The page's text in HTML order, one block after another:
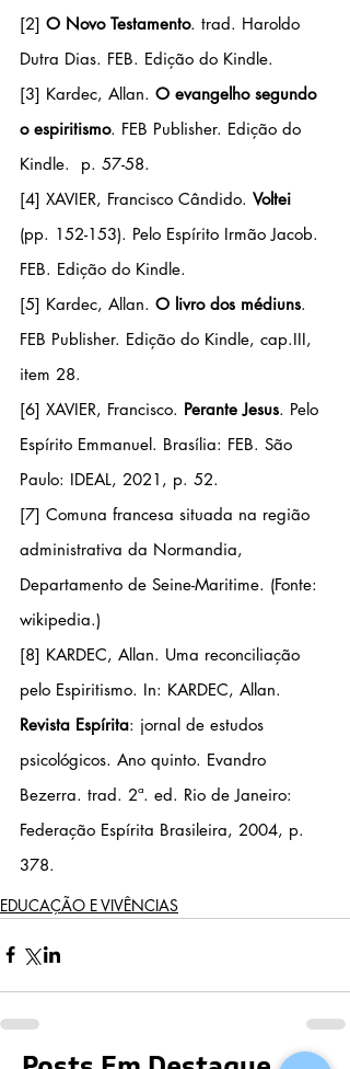
[2] O Novo Testamento. trad. Haroldo
Dutra Dias. FEB. Edição do Kindle.
[3] Kardec, Allan. O evangelho segundo
o espiritismo. FEB Publisher. Edição do
Kindle.  p. 57-58.
[4] XAVIER, Francisco Cândido. Voltei
(pp. 152-153). Pelo Espírito Irmão Jacob.
FEB. Edição do Kindle.
[5] Kardec, Allan. O livro dos médiuns.
FEB Publisher. Edição do Kindle, cap.III,
item 28.
[6] XAVIER, Francisco. Perante Jesus. Pelo
Espírito Emmanuel. Brasília: FEB. São
Paulo: IDEAL, 2021, p. 52.
[7] Comuna francesa situada na região
administrativa da Normandia,
Departamento de Seine-Maritime. (Fonte:
wikipedia.)
[8] KARDEC, Allan. Uma reconciliação
pelo Espiritismo. In: KARDEC, Allan.
Revista Espírita: jornal de estudos
psicológicos. Ano quinto. Evandro
Bezerra. trad. 2ª. ed. Rio de Janeiro:
Federação Espírita Brasileira, 2004, p.
378.
EDUCAÇÃO E VIVÊNCIAS